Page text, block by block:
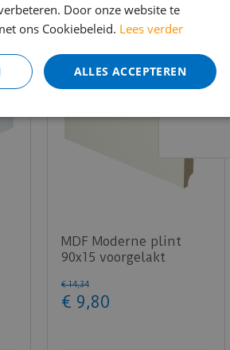
MDF Moderne plint
90x15 voorgelakt
€ 14,34
€ 9,80
echter
gewend
Voor
Door onze website te
ons Cookiebeleid. Lees verder
ALLES ACCEPTEREN